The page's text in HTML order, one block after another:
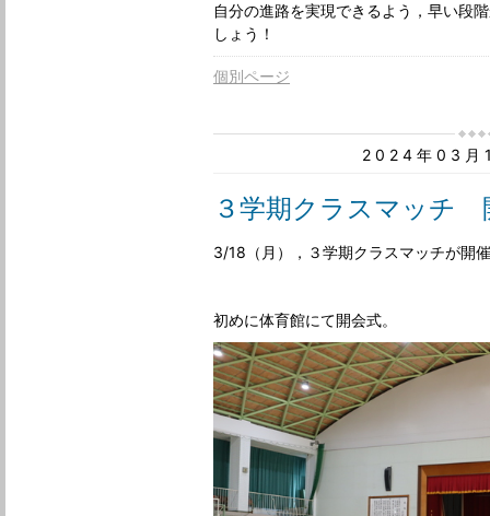
自分の進路を実現できるよう，早い段
しょう！
個別ページ
2024年03月
３学期クラスマッチ
3/18（月），３学期クラスマッチが開
初めに体育館にて開会式。